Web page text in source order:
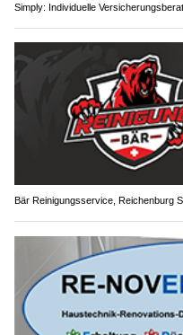
Simply: Individuelle
Bär Reinigungsservice, Reichenburg